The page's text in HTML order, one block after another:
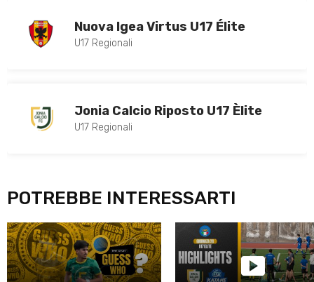
Nuova Igea Virtus U17 Élite
U17 Regionali
Jonia Calcio Riposto U17 Èlite
U17 Regionali
POTREBBE INTERESSARTI